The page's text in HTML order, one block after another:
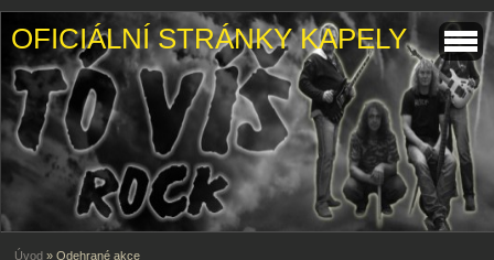
OFICIÁLNÍ STRÁNKY KAPELY
Úvod » Odehrané akce